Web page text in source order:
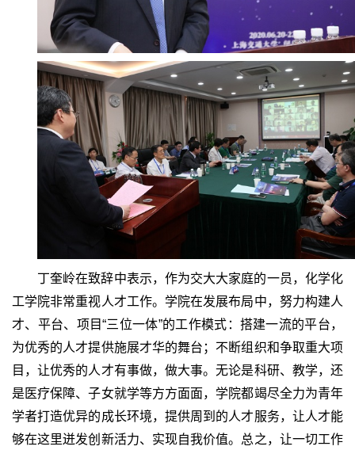
丁奎岭在致辞中表示，作为交大大家庭的一员，化学化
工学院非常重视人才工作。学院在发展布局中，努力构建人
才、平台、项目“三位一体”的工作模式：搭建一流的平台，
为优秀的人才提供施展才华的舞台；不断组织和争取重大项
目，让优秀的人才有事做，做大事。无论是科研、教学，还
是医疗保障、子女就学等方方面面，学院都竭尽全力为青年
学者打造优异的成长环境，提供周到的人才服务，让人才能
够在这里迸发创新活力、实现自我价值。总之，让一切工作